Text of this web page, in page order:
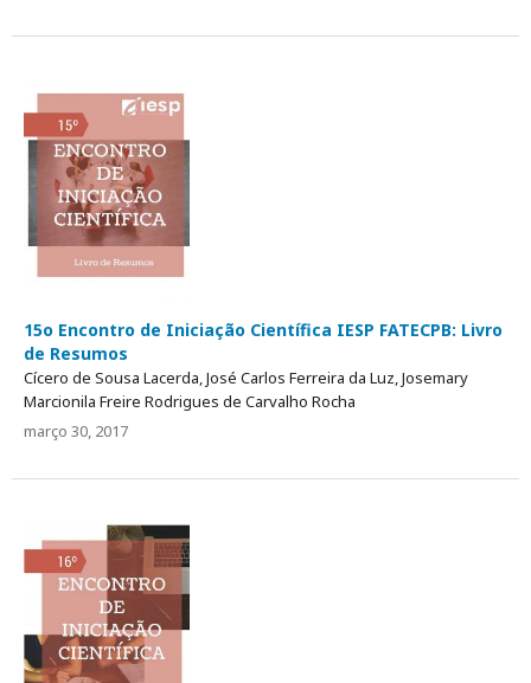
15o Encontro de Iniciação Científica IESP FATECPB: Livro
de Resumos
Cícero de Sousa Lacerda, José Carlos Ferreira da Luz, Josemary
Marcionila Freire Rodrigues de Carvalho Rocha
março 30, 2017